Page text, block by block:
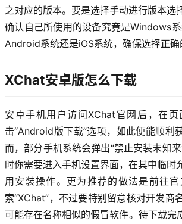
之对应的版本。要是选择手动进行版本选
确认自己所使用的设备究竟是Windows系
Android系统还是iOS系统，确保选择正确
XChat安卓版怎么下载
安卓手机用户访问XChat官网后，在
击“Android版下载”选项，如此便能顺利
而，部分手机系统会弹出“禁止安装未知
时你需要进入手机设置界面，在其中临时
用安装操作。更为推荐的做法是前往
索“XChat”，不过要特别留意核对开发商
可能存在名称相似的假冒软件。待下载完